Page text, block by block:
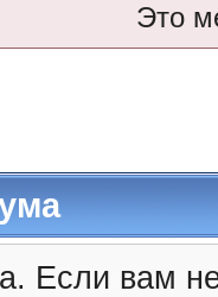
Это
Если вам